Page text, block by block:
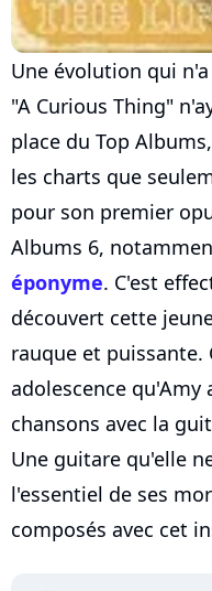
Une évolution qui
"A Curious Thing"
place du Top
les charts que
pour son premier
Albums 6,
éponyme. C'est
découvert cette
rauque et puissante.
adolescence qu'Amy
chansons avec la
Une guitare qu'elle
l'essentiel de ses
composés avec cet